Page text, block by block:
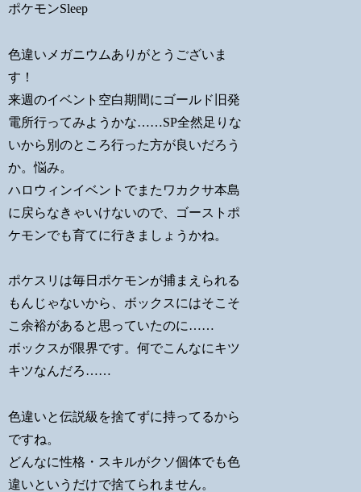
ポケモンSleep
色違いメガニウムありがとうございま
す！
来週のイベント空白期間にゴールド旧発
電所行ってみようかな……SP全然足りな
いから別のところ行った方が良いだろう
か。悩み。
ハロウィンイベントでまたワカクサ本島
に戻らなきゃいけないので、ゴーストポ
ケモンでも育てに行きましょうかね。
ポケスリは毎日ポケモンが捕まえられる
もんじゃないから、ボックスにはそこそ
こ余裕があると思っていたのに……
ボックスが限界です。何でこんなにキツ
キツなんだろ……
色違いと伝説級を捨てずに持ってるから
ですね。
どんなに性格・スキルがクソ個体でも色
違いというだけで捨てられません。